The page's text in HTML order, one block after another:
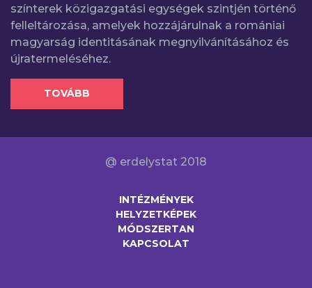
színterek közigazgatási egységek szintjén történő
felleltározása, amelyek hozzájárulnak a romániai
magyarság identitásának megnyilvánításához és
újratermeléséhez.
TOVÁBB
@ erdelystat 2018
INTÉZMÉNYEK
HELYZETKÉPEK
MÓDSZERTAN
KAPCSOLAT